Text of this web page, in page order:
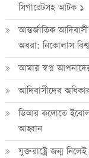
সিগারেটসহ আটক ১
আন্তর্জাতিক
অধরা: নিকোলাস
আমার স্বপ্ন
আদিবাসীদের অধিকার
ডিআর কঙ্গোতে
আহ্বান
যুক্তরাষ্ট্রে জন্ম